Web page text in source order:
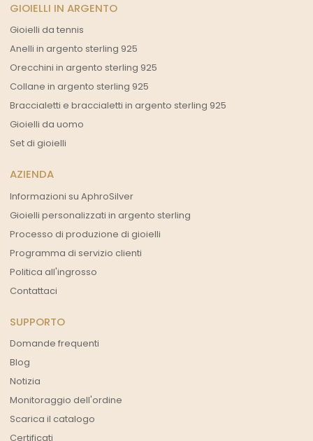
GIOIELLI IN ARGENTO
Gioielli da tennis
Anelli in argento sterling 925
Orecchini in argento sterling 925
Collane in argento sterling 925
Braccialetti e braccialetti in argento sterling 925
Gioielli da uomo
Set di gioielli
AZIENDA
Informazioni su AphroSilver
Gioielli personalizzati in argento sterling
Processo di produzione di gioielli
Programma di servizio clienti
Politica all'ingrosso
Contattaci
SUPPORTO
Domande frequenti
Blog
Notizia
Monitoraggio dell'ordine
Scarica il catalogo
Certificati